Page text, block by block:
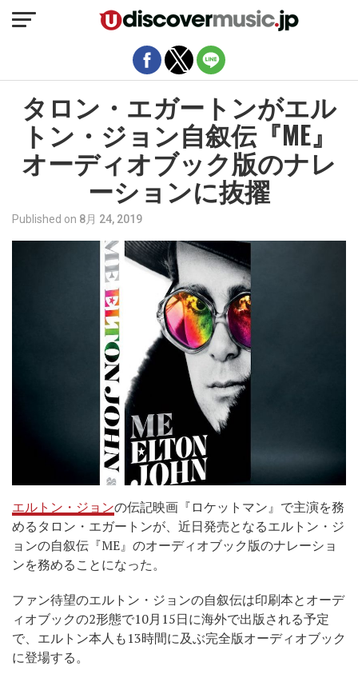
タロン・エガートンがエル
トン・ジョン自叙伝『ME』
オーディオブック版のナレ
ーションに抜擢
Published on 8月 24, 2019
エルトン・ジョンの伝記映画『ロケットマン』で主演を務
めるタロン・エガートンが、近日発売となるエルトン・ジ
ョンの自叙伝『ME』のオーディオブック版のナレーショ
ンを務めることになった。
ファン待望のエルトン・ジョンの自叙伝は印刷本とオーデ
ィオブックの2形態で10月15日に海外で出版される予定
で、エルトン本人も13時間に及ぶ完全版オーディオブック
に登場する。
モバイルバージョンを終了